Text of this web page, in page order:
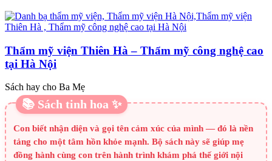
Thẩm mỹ viện Thiên Hà – Thẩm mỹ công nghệ cao
tại Hà Nội
Sách hay cho Ba Mẹ
📚 Sách tinh hoa ✨
Con biết nhận diện và gọi tên cảm xúc của mình — đó là nền
tảng cho một tâm hồn khỏe mạnh. Bộ sách này sẽ giúp mẹ
đồng hành cùng con trên hành trình khám phá thế giới nội